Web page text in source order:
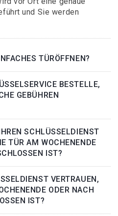
und Sie werden
TÜRÖFFNEN?
BESTELLE,
GEBÜHREN
SCHLÜSSELDIENST
TÜR AM WOCHENENDE
IST?
VERTRAUEN,
ODER NACH
IST?